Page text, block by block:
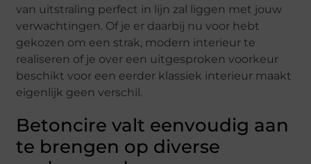
van uitstraling perfect in lijn zal liggen met jouw
verwachtingen. Of je er daarbij nu voor hebt
gekozen om een strak, modern interieur te
realiseren of je over een uitgesproken voorkeur
beschikt voor een eerder klassiek interieur maakt
eigenlijk geen verschil.
Betoncire valt eenvoudig aan
te brengen op diverse